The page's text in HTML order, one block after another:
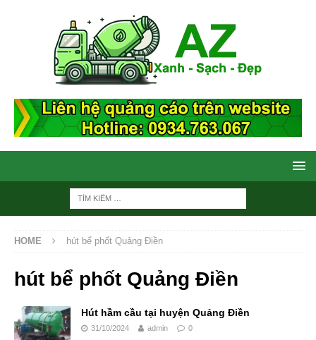
HOME hút bể phốt Quảng Điền
hút bể phốt Quảng Điền
Hút hầm cầu tại huyện Quảng Điền
31/10/2024 admin 0